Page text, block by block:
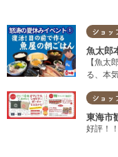
ショッ
魚太郎
【魚太
る、本
ショッ
東海市
好評！